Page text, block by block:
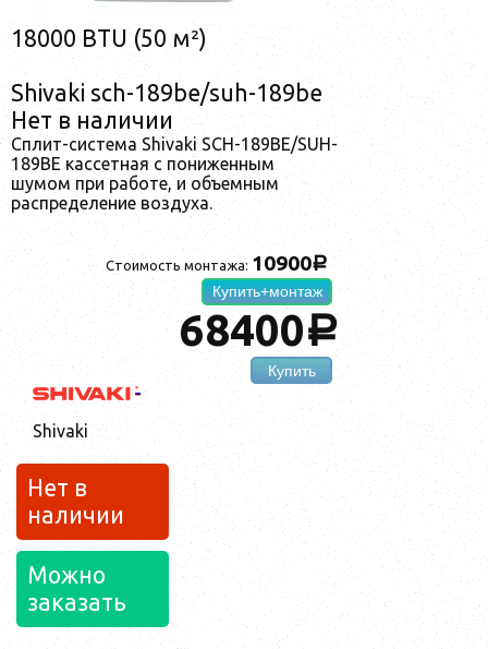
18000 BTU (50 м²)
Shivaki sch-189be/suh-189be
Нет в наличии
Сплит-система Shivaki SCH-189BE/SUH-
189BE кассетная с пониженным
шумом при работе, и объемным
распределение воздуха.
Стоимость монтажа: 10900a
Купить+монтаж
68400a
Купить
Shivaki
Нет в
наличии
Можно
заказать